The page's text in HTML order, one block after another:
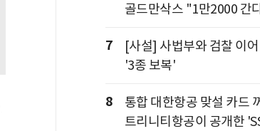
골드만삭스 "1만2000 간
7
[사설] 사법부와 검찰 이어
'3종 보복'
8
통합 대한항공 맞설 카드
트리니티항공이 공개한